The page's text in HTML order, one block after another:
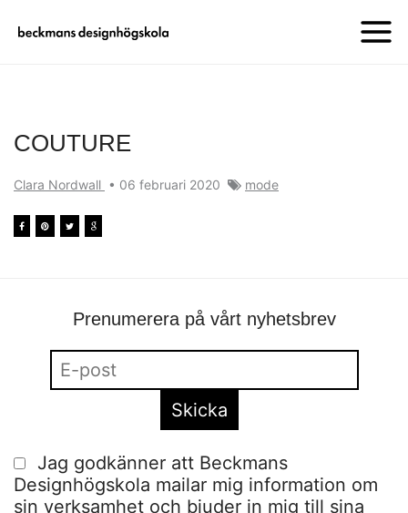
COUTURE
Clara Nordwall • 06 februari 2020 mode
Prenumerera på vårt nyhetsbrev
Jag godkänner att Beckmans
Designhögskola mailar mig information om
sin verksamhet och bjuder in mig till sina